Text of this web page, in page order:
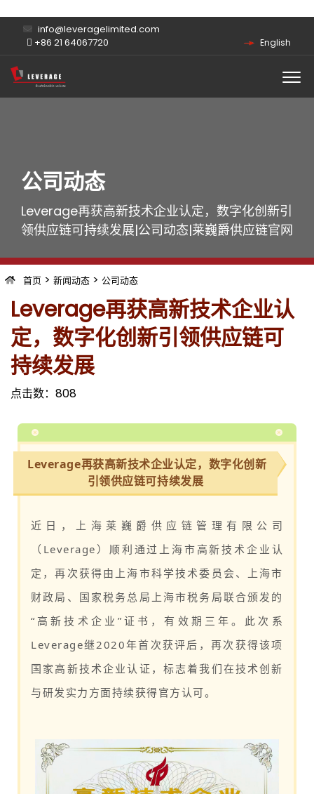
info@leveragelimited.com
+86 21 64067720
English
公司动态
Leverage再获高新技术企业认定，数字化创新引
领供应链可持续发展|公司动态|莱巍爵供应链官网
首页 > 新闻动态 > 公司动态
Leverage再获高新技术企业认
定，数字化创新引领供应链可
持续发展
点击数： 808
Leverage再获高新技术企业认定，数字化创新
引领供应链可持续发展
近日，上海莱巍爵供应链管理有限公司
（Leverage）顺利通过上海市高新技术企业认
定，再次获得由上海市科学技术委员会、上海市
财政局、国家税务总局上海市税务局联合颁发的
“高新技术企业”证书，有效期三年。此次系
Leverage继2020年首次获评后，再次获得该项
国家高新技术企业认证，标志着我们在技术创新
与研发实力方面持续获得官方认可。